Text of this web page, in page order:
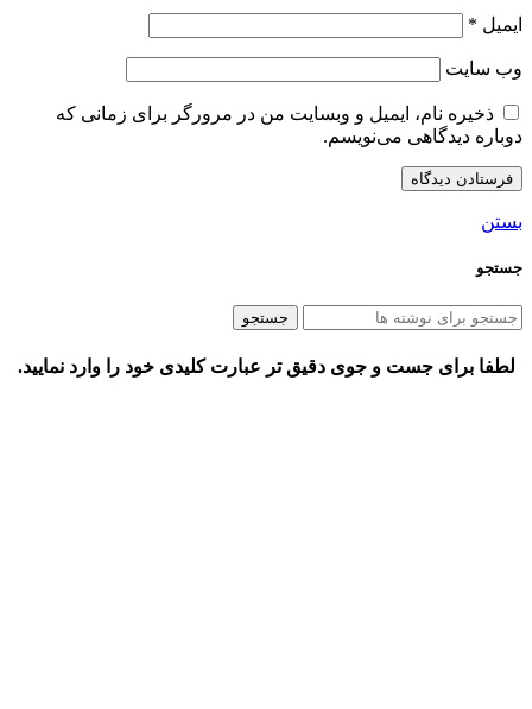
ایمیل *
وب‌ سایت
ذخیره نام، ایمیل و وبسایت من در مرورگر برای زمانی که
دوباره دیدگاهی می‌نویسم.
بستن
جستجو
جستجو
لطفا برای جست و جوی دقیق تر عبارت کلیدی خود را وارد نمایید.